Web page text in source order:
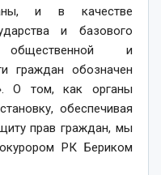
и в качестве
и базового
и
граждан обозначен
О том, как органы
обеспечивая
прав граждан, мы
РК Бериком